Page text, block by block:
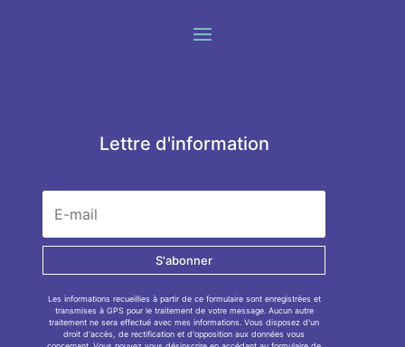
Lettre d'information
S'abonner
Les informations recueillies à partir de ce formulaire sont enregistrées et
transmises à GPS pour le traitement de votre message. Aucun autre
traitement ne sera effectué avec mes informations. Vous disposez d'un
droit d'accès, de rectification et d'opposition aux données vous